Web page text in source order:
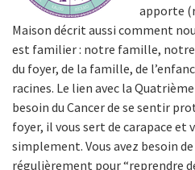
apporte
Maison décrit aussi comment
est familier : notre famille, notre
du foyer, de la famille, de
racines. Le lien avec la
besoin du Cancer de se sentir
foyer, il vous sert de carapace et
simplement. Vous avez besoin
régulièrement pour “reprendre